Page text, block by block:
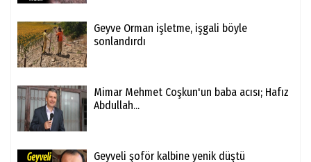
Geyve Orman işletme, işgali böyle
sonlandırdı
Mimar Mehmet Coşkun'un baba acısı; Hafız
Abdullah...
Geyveli şoför kalbine yenik düştü